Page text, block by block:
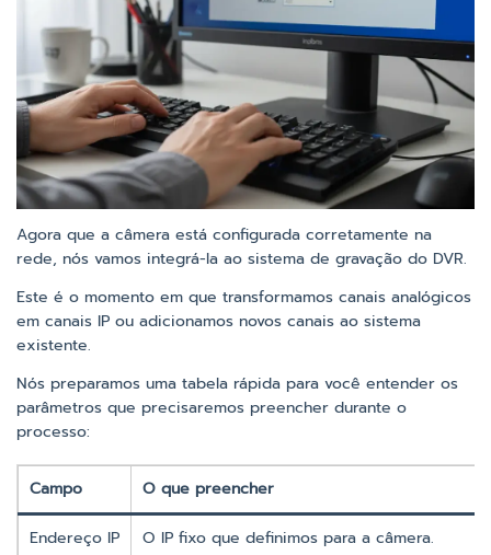
Agora que a câmera está configurada corretamente na
rede, nós vamos integrá-la ao sistema de gravação do DVR.
Este é o momento em que transformamos canais analógicos
em canais IP ou adicionamos novos canais ao sistema
existente.
Nós preparamos uma tabela rápida para você entender os
parâmetros que precisaremos preencher durante o
processo:
Campo O que preencher
Endereço IP O IP fixo que definimos para a câmera.